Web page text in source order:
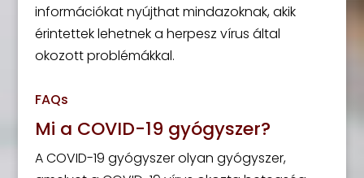
információkat nyújthat mindazoknak, akik
érintettek lehetnek a herpesz vírus által
okozott problémákkal.
FAQs
Mi a COVID-19 gyógyszer?
A COVID-19 gyógyszer olyan gyógyszer,